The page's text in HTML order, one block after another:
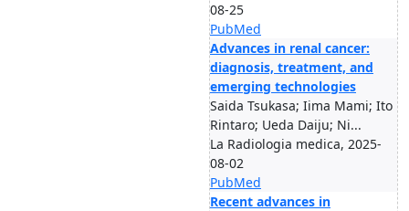
08-25
PubMed
Advances in renal cancer:
diagnosis, treatment, and
emerging technologies
Saida Tsukasa; Iima Mami; Ito
Rintaro; Ueda Daiju; Ni...
La Radiologia medica, 2025-
08-02
PubMed
Recent advances in